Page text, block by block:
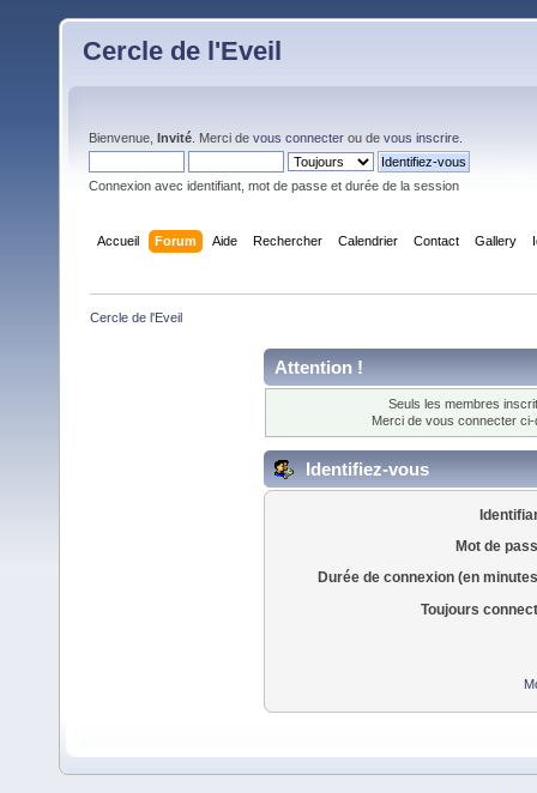
Cercle de l'Eveil
Bienvenue, Invité . Merci de vous connecter ou de vous inscrire
Connexion avec identifiant, mot de passe et durée de la session
Accueil Forum Aide Rechercher Calendrier Contact Gallery
Cercle de l'Eveil
Attention !
Seuls les membres
Merci de vous connecter
Identifiez-vous
Mot de
Durée de connexion (en
Toujours